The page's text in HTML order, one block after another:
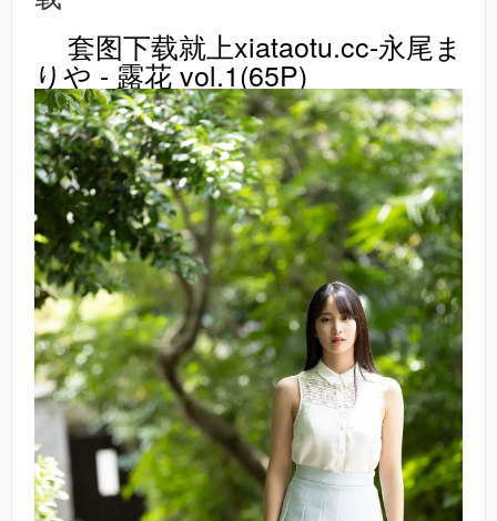
套图下载就上xiataotu.cc-永尾ま
りや - 露花 vol.1(65P)